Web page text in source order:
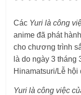
Các Yuri là công
anime đã phát
cho chương trình
là do ngày 3 tháng
Hinamatsuri/Lễ hội
Yuri là công việc